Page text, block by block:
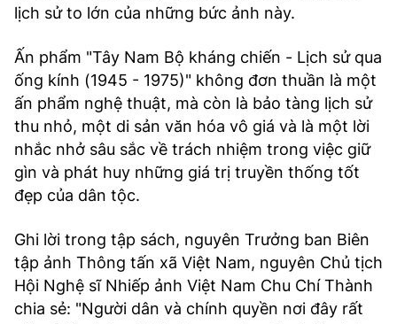
lịch sử to lớn của những bức ảnh này.
Ấn phẩm "Tây Nam Bộ kháng chiến - Lịch sử qua
ống kính (1945 - 1975)" không đơn thuần là một
ấn phẩm nghệ thuật, mà còn là bảo tàng lịch sử
thu nhỏ, một di sản văn hóa vô giá và là một lời
nhắc nhở sâu sắc về trách nhiệm trong việc giữ
gìn và phát huy những giá trị truyền thống tốt
đẹp của dân tộc.
Ghi lời trong tập sách, nguyên Trưởng ban Biên
tập ảnh Thông tấn xã Việt Nam, nguyên Chủ tịch
Hội Nghệ sĩ Nhiếp ảnh Việt Nam Chu Chí Thành
chia sẻ: "Người dân và chính quyền nơi đây rất